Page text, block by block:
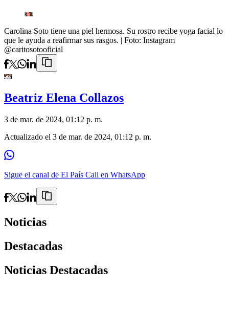
Carolina Soto tiene una piel hermosa. Su rostro recibe yoga facial lo
que le ayuda a reafirmar sus rasgos. | Foto: Instagram
@caritosotooficial
Beatriz Elena Collazos
3 de mar. de 2024, 01:12 p. m.
Actualizado el 3 de mar. de 2024, 01:12 p. m.
Sigue el canal de El País Cali en WhatsApp
Noticias
Destacadas
Noticias Destacadas